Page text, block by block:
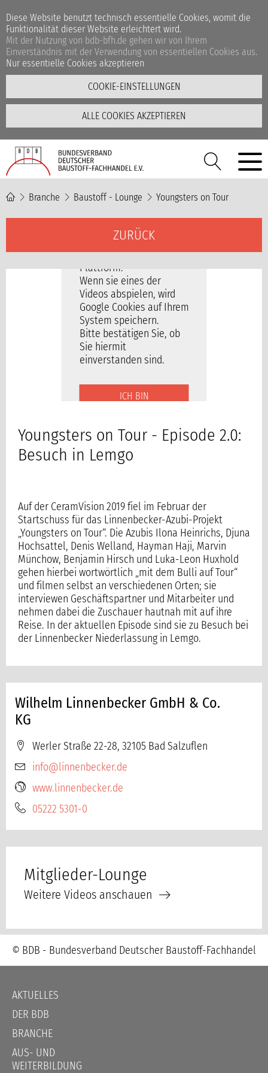
Diese Website benutzt technisch essentielle Cookies, womit die
Funktionalität dieser Website erleichtert wird.
Mit der Nutzung von bdb-bfh.de gehen wir von Ihrem
Einverständnis mit der Verwendung von essentiellen Cookies aus.
Nur essentielle Cookies akzeptieren
COOKIE-EINSTELLUNGEN
ALLE COOKIES AKZEPTIEREN
Branche Baustoff - Lounge Youngsters on Tour
ZURÜCK
Unsere Videos befinden
sich auf der YouTube-
Plattform.
Wenn sie eines der
Videos abspielen, wird
Google Cookies auf Ihrem
System speichern.
Bitte bestätigen Sie, ob
Sie hiermit
einverstanden sind.
ICH BIN
Youngsters on Tour - Episode 2.0:
Besuch in Lemgo
Auf der CeramVision 2019 fiel im Februar der
Startschuss für das Linnenbecker-Azubi-Projekt
„Youngsters on Tour“. Die Azubis Ilona Heinrichs, Djuna
Hochsattel, Denis Welland, Hayman Haji, Marvin
Münchow, Benjamin Hirsch und Luka-Leon Huxhold
gehen hierbei wortwörtlich „mit dem Bulli auf Tour“
und filmen selbst an verschiedenen Orten; sie
interviewen Geschäftspartner und Mitarbeiter und
nehmen dabei die Zuschauer hautnah mit auf ihre
Reise. In der aktuellen Episode sind sie zu Besuch bei
der Linnenbecker Niederlassung in Lemgo.
Wilhelm Linnenbecker GmbH & Co.
KG
Werler Straße 22-28, 32105 Bad Salzuflen
info@linnenbecker.de
www.linnenbecker.de
05222 5301-0
Mitglieder-Lounge
Weitere Videos anschauen
© BDB - Bundesverband Deutscher Baustoff-Fachhandel
Navigation
überspringen
AKTUELLES
DER BDB
BRANCHE
AUS- UND
WEITERBILDUNG